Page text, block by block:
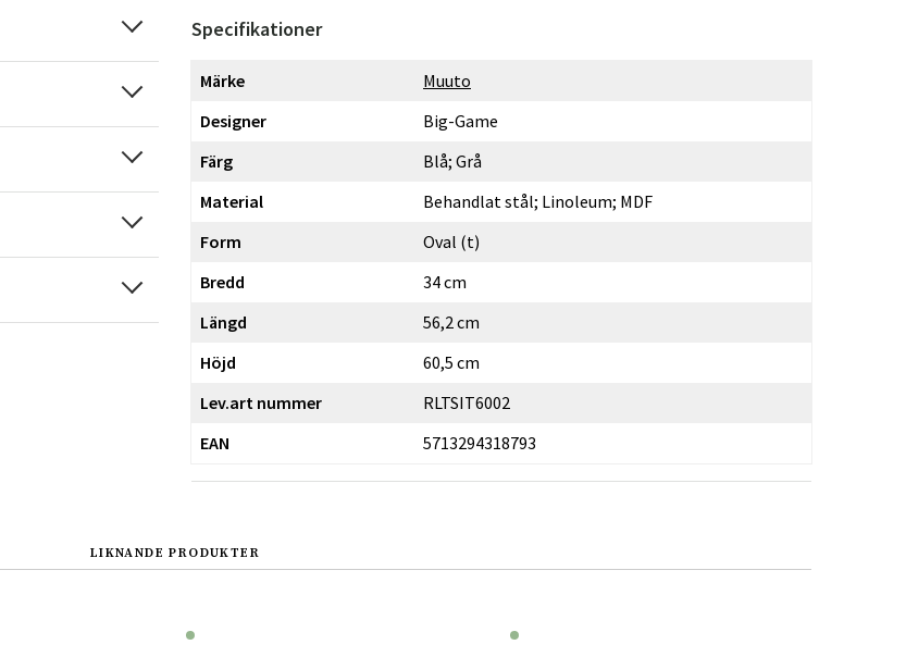
Specifikationer
Märke
Muuto
Designer
Big-Game
Färg
Blå; Grå
Material
Behandlat stål; Linoleum; MDF
Form
Oval (t)
Bredd
34 cm
Längd
56,2 cm
Höjd
60,5 cm
Lev.art nummer
RLTSIT6002
EAN
5713294318793
LIKNANDE PRODUKTER